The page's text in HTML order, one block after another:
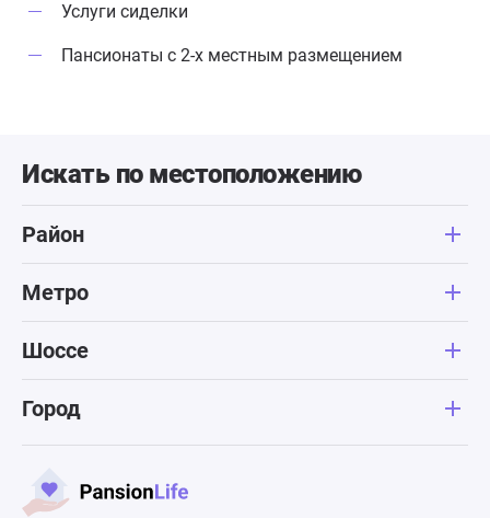
Услуги сиделки
Пансионаты с 2-х местным размещением
Искать по местоположению
Район
Метро
Шоссе
Город